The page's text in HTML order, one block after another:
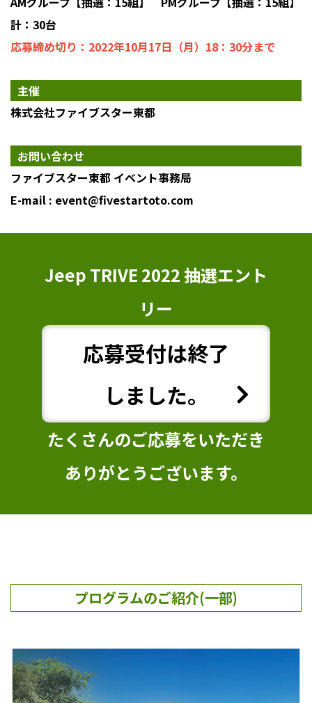
計：30台
応募締め切り：2022年10月17日（月）18：30分まで
主催
株式会社ファイブスター東都
お問い合わせ
ファイブスター東都 イベント事務局
E-mail : event@fivestartoto.com
Jeep TRIVE 2022 抽選エント
リー
応募受付は終了
しました。
たくさんのご応募をいただき
ありがとうございます。
プログラムのご紹介(一部)